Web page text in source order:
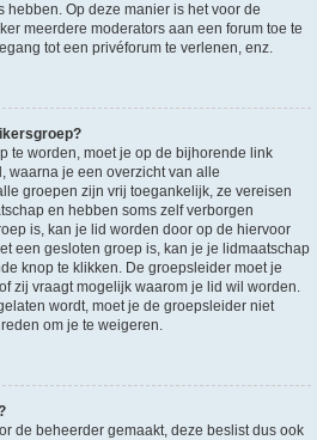
Op deze manier is het voor de
meerdere moderators aan een forum toe te
tot een privéforum te verlenen, enz.
te worden, moet je op de bijhorende link
waarna je een overzicht van alle
groepen zijn vrij toegankelijk, ze vereisen
en hebben soms zelf verborgen
is, kan je lid worden door op de hiervoor
een gesloten groep is, kan je je lidmaatschap
knop te klikken. De groepsleider moet je
zij vraagt mogelijk waarom je lid wil worden.
wordt, moet je de groepsleider niet
om je te weigeren.
de beheerder gemaakt, deze beslist dus ook